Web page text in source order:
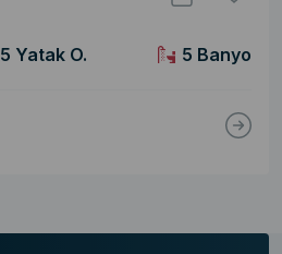
5 Yatak O. 5 Banyo